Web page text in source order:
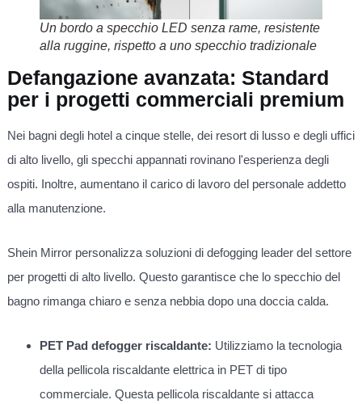
Un bordo a specchio LED senza rame, resistente
alla ruggine, rispetto a uno specchio tradizionale
Defangazione avanzata: Standard
per i progetti commerciali premium
Nei bagni degli hotel a cinque stelle, dei resort di lusso e degli uffici
di alto livello, gli specchi appannati rovinano l'esperienza degli
ospiti. Inoltre, aumentano il carico di lavoro del personale addetto
alla manutenzione.
Shein Mirror personalizza soluzioni di defogging leader del settore
per progetti di alto livello. Questo garantisce che lo specchio del
bagno rimanga chiaro e senza nebbia dopo una doccia calda.
PET Pad defogger riscaldante: Utilizziamo la tecnologia
della pellicola riscaldante elettrica in PET di tipo
commerciale. Questa pellicola riscaldante si attacca